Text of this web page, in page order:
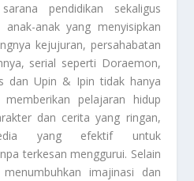
pendidikan sekaligus
anak yang menyisipkan
kejujuran, persahabatan
serial seperti Doraemon,
dan Upin & Ipin tidak hanya
pelajaran hidup
dan cerita yang ringan,
yang efektif untuk
terkesan menggurui. Selain
imajinasi dan